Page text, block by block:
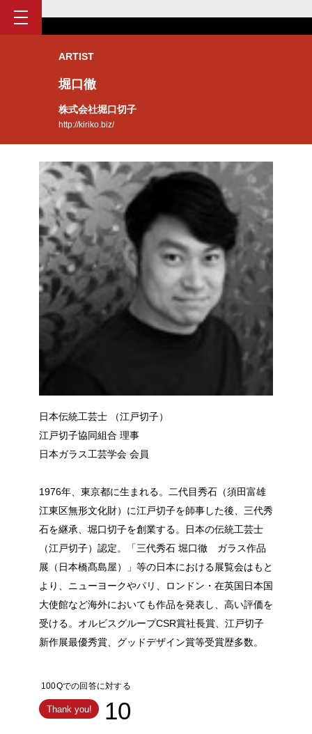
ARTIST
堀口徹
株式会社堀口切子
http://kiriko.biz/
日本伝統工芸士 （江戸切子）
江戸切子協同組合 理事
日本ガラス工芸学会 会員
1976年、東京都に生まれる。二代目秀石（須田富雄
江東区無形文化財）に江戸切子を師事した後、三代秀
石を継承、堀口切子を創業する。日本の伝統工芸士
（江戸切子）認定。「三代秀石 堀口徹 ガラス作品
展（日本橋髙島屋）」等の日本における展覧会はもと
より、ニューヨークやパリ、ロンドン・在英国日本国
大使館など海外においても作品を発表し、高い評価を
受ける。オルビスグループCSR賞社長賞、江戸切子
新作展最優秀賞、グッドデザイン賞等受賞歴多数。
100Qでの回答に対する
Thank you! 10